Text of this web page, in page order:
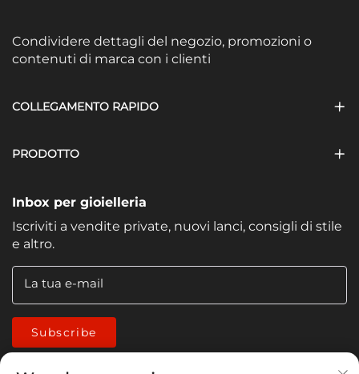
Condividere dettagli del negozio, promozioni o
contenuti di marca con i clienti
COLLEGAMENTO RAPIDO
PRODOTTO
Inbox per gioielleria
Iscriviti a vendite private, nuovi lanci, consigli di stile
e altro.
La tua e-mail
Subscribe